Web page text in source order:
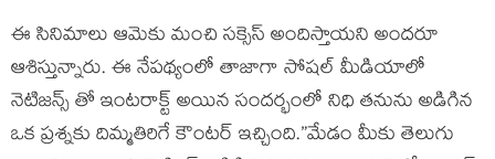
ఈ సినిమాలు ఆమెకు మంచి సక్సెస్ అందిస్తాయని అందరూ
ఆశిస్తున్నారు. ఈ నేపథ్యంలో తాజాగా సోషల్ మీడియాలో
నెటిజన్స్ తో ఇంటరాక్ట్ అయిన సందర్భంలో నిధి తనును అడిగిన
ఒక ప్రశ్నకు దిమ్మతిరిగే కౌంటర్ ఇచ్చింది.”మేడం మీకు తెలుగు